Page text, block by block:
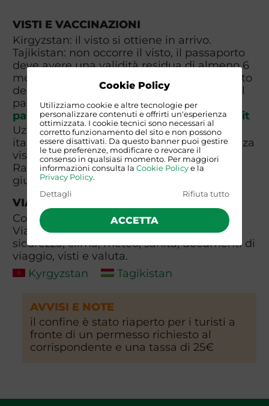
Cookie Policy
Utilizziamo cookie e altre tecnologie per
personalizzare contenuti e offrirti un'esperienza
ottimizzata. I cookie tecnici sono necessari al
corretto funzionamento del sito e non possono
essere disattivati. Da questo banner puoi gestire
le tue preferenze, modificare o revocare il
consenso in qualsiasi momento. Per maggiori
informazioni consulta la Cookie Policye la
Privacy Policy.
Dettagli
Rifiuta tutto
ACCETTA
VISTI E VACCINAZIONI
Kirgyzstan: il visto si ottiene in arrivo.
Tajikistan: non occorre il visto, il passaporto
deve avere una validità residua di almeno 6
mesi dal rientro in Italia, inviare al momento
della prenotazione la scansione a colori del
passaporto e di una foto-tessera a
passaporti2@viaggiavventurenelmondo.it
Uzbekistan: Dal 1 febbraio 2019 i cittadini
italiani potranno entrare in Uzbekistan senza
visto per permanenze inferiori a 30 giorni.
Raccomandata profilassi antimalarica da
giugno ad ottobre.
VIAGGIARE SICURI
Consulta il sito del Ministero Degli Esteri -
Viaggiare Sicuri per informazioni su
sicurezza, clima, meteo, sanità, documenti di
viaggio, visti e valuta.
Kyrgyzstan
Tagikistan
AVVISI E NOTE
il confine è stato riaperto per i turisti a
fronte di un permesso richiesto al
corrispondente e una tassa di 25€